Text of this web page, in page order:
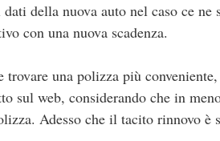
della nuova auto nel caso ce
con una nuova scadenza.
trovare una polizza più
sul web, considerando che in
Adesso che il tacito rinnovo è